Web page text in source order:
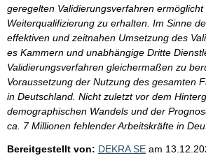
geregelten Validierungsverfahren
Weiterqualifizierung zu erhalten. Im Sinne
effektiven und zeitnahen Umsetzung des
es Kammern und unabhängige Dritte
Validierungsverfahren gleichermaßen zu
Voraussetzung der Nutzung des gesamten
in Deutschland. Nicht zuletzt vor dem
demographischen Wandels und der
ca. 7 Millionen fehlender Arbeitskräfte in
Bereitgestellt von: DEKRA SE am